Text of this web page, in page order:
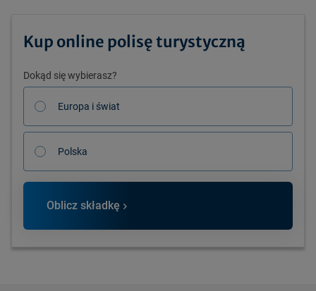
Kup online polisę turystyczną
Dokąd się wybierasz?
Europa i świat
Polska
Oblicz składkę